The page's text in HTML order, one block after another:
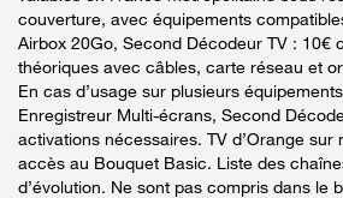
couverture, avec équipements
Airbox 20Go, Second Décodeur TV : 10€
théoriques avec câbles, carte réseau et
En cas d’usage sur plusieurs
Enregistreur Multi-écrans, Second
activations nécessaires. TV d’Orange sur
accès au Bouquet Basic. Liste des
d’évolution. Ne sont pas compris dans le